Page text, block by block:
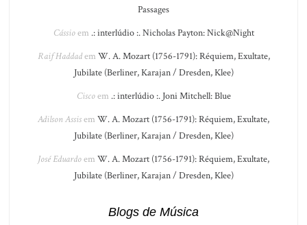
Passages
Cássioem .: interlúdio :. Nicholas Payton: Nick@Night
Raif Haddadem W. A. Mozart (1756-1791): Réquiem, Exultate,
Jubilate (Berliner, Karajan / Dresden, Klee)
Ciscoem .: interlúdio :. Joni Mitchell: Blue
Adilson Assisem W. A. Mozart (1756-1791): Réquiem, Exultate,
Jubilate (Berliner, Karajan / Dresden, Klee)
José Eduardoem W. A. Mozart (1756-1791): Réquiem, Exultate,
Jubilate (Berliner, Karajan / Dresden, Klee)
Blogs de Música